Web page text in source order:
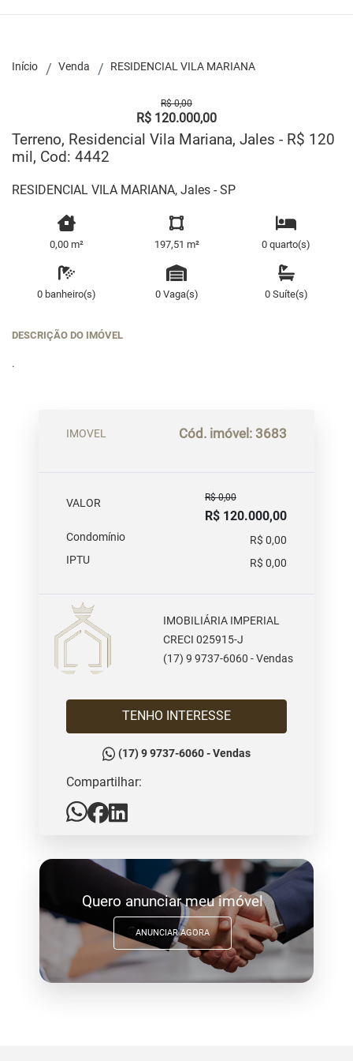
Início Venda RESIDENCIAL VILA MARIANA
R$ 0,00
R$ 120.000,00
Terreno, Residencial Vila Mariana, Jales - R$ 120
mil, Cod: 4442
RESIDENCIAL VILA MARIANA, Jales - SP
0,00 m² 197,51 m² 0 quarto(s)
0 banheiro(s) 0 Vaga(s) 0 Suíte(s)
DESCRIÇÃO DO IMÓVEL
.
IMOVEL Cód. imóvel: 3683
VALOR R$ 0,00
R$ 120.000,00
Condomínio
R$ 0,00
IPTU
R$ 0,00
IMOBILIÁRIA IMPERIAL
CRECI 025915-J
(17) 9 9737-6060 - Vendas
TENHO INTERESSE
(17) 9 9737-6060 - Vendas
Compartilhar:
Quero anunciar meu imóvel
ANUNCIAR AGORA